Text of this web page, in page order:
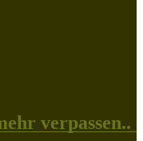
verpassen..